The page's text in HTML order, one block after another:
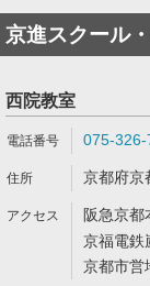
京進スクール
西院教室
075-326-
京都府京
阪急京
京福電鉄
京都市営